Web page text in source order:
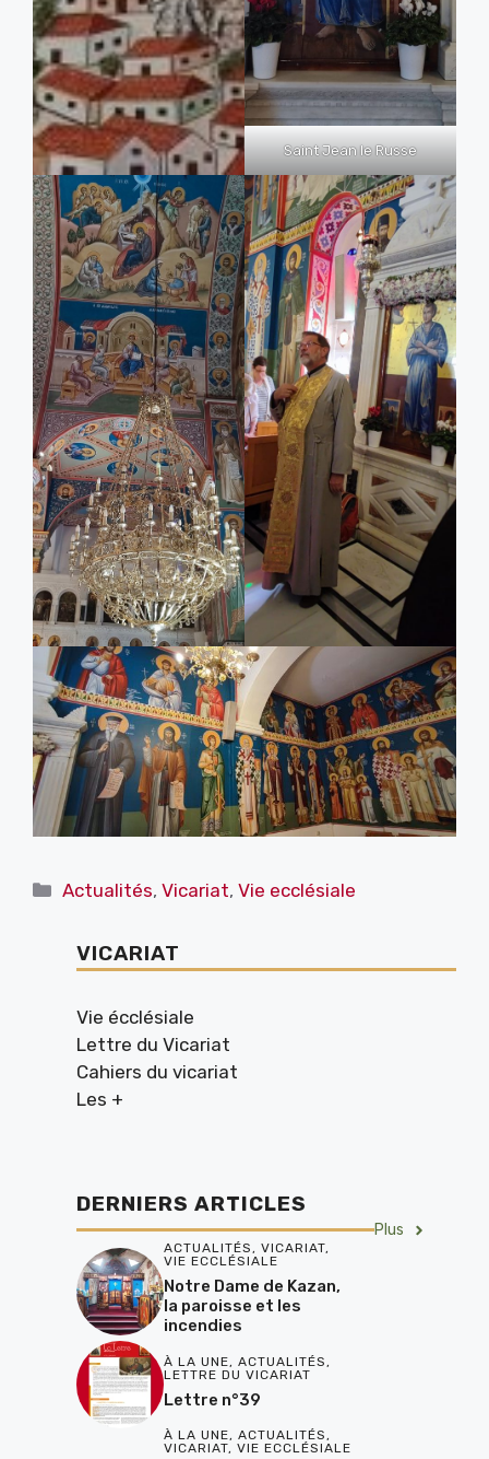
Saint Jean le Russe
Catégories
Actualités,Vicariat,Vie ecclésiale
VICARIAT
Vie écclésiale
Lettre du Vicariat
Cahiers du vicariat
Les +
DERNIERS ARTICLES
Plus
ACTUALITÉS, VICARIAT,
VIE ECCLÉSIALE
Notre Dame de Kazan,
la paroisse et les
incendies
À LA UNE, ACTUALITÉS ,
LETTRE DU VICARIAT
Lettre n°39
À LA UNE, ACTUALITÉS,
VICARIAT, VIE ECCLÉSIALE